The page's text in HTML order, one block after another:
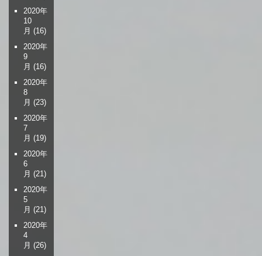
2020年
10
月 (16)
2020年
9
月 (16)
2020年
8
月 (23)
2020年
7
月 (19)
2020年
6
月 (21)
2020年
5
月 (21)
2020年
4
月 (26)